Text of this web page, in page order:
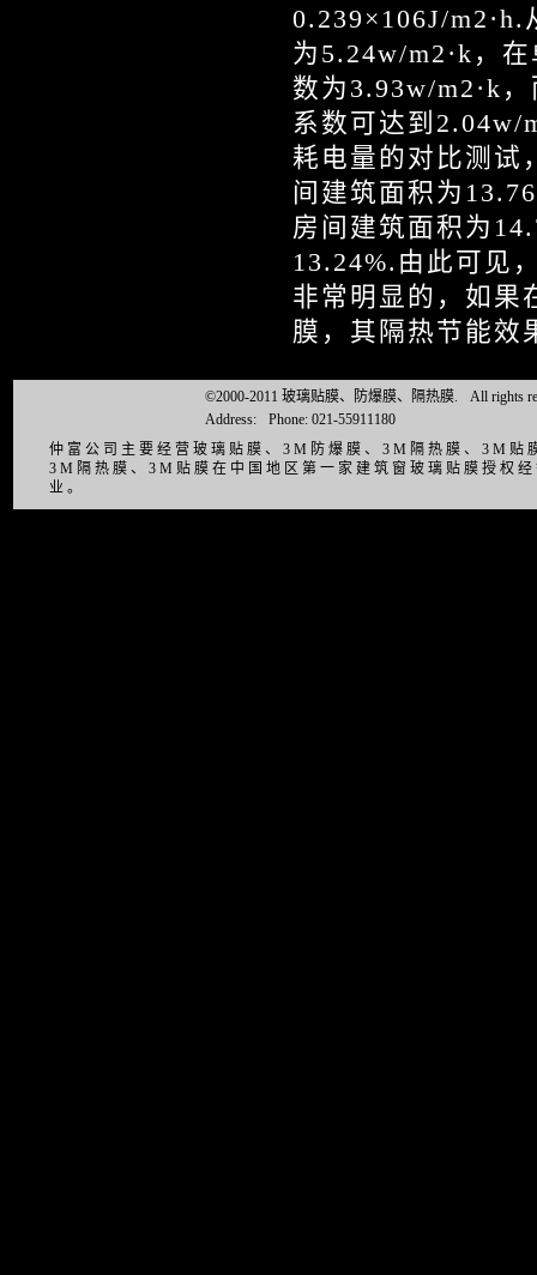
0.239×106J/
为5.24w/m2·k，
数为3.93w/m2·k
系数可达到2.04w/
耗电量的对比测试
间建筑面积为
房间建筑面积为
13.24%.由此可见
非常明显的，如果
膜，其隔热节能效
©2000-2011 玻璃贴膜、防爆膜、隔热膜.
All rights
Address:
Phone: 021-55911180
仲富公司主要经营玻璃贴膜、3M防爆膜、3M隔热膜、3M
3M隔热膜、3M贴膜在中国地区第一家建筑窗玻璃贴膜授权
业。